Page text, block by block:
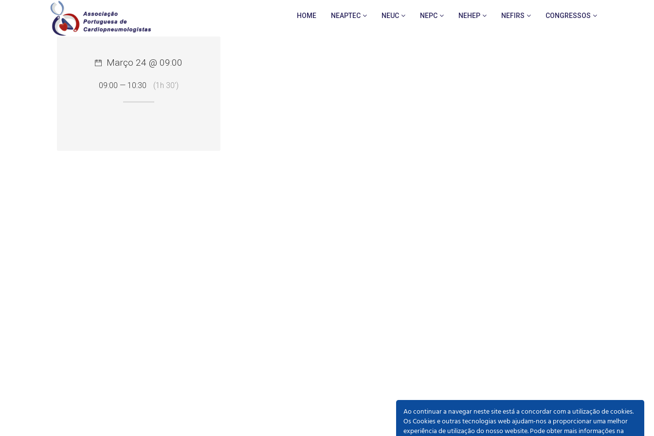
HOME NEAPTEC NEUC NEPC NEHEP NEFIRS CONGRESSOS
Março 24 @ 09:00
09:00 — 10:30 (1h 30′)
Ao continuar a navegar neste site está a concordar com a utilização de cookies.
Os Cookies e outras tecnologias web ajudam-nos a proporcionar uma melhor
experiência de utilização do nosso website. Pode obter mais informações na